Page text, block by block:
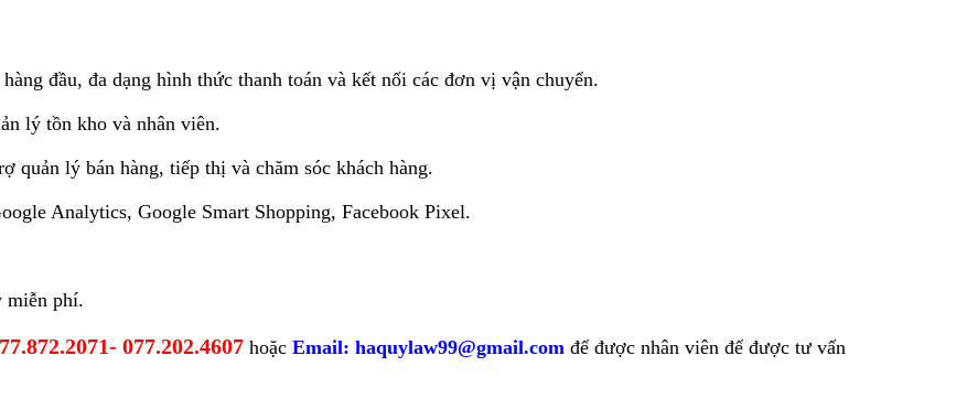
đầu, đa dạng hình thức thanh toán và kết nối các đơn vị vận chuyển.
lý tồn kho và nhân viên.
quản lý bán hàng, tiếp thị và chăm sóc khách hàng.
Analytics, Google Smart Shopping, Facebook Pixel.
miễn phí.
077.202.4607 hoặc Email: haquylaw99@gmail.com để được nhân viên để được tư vấn